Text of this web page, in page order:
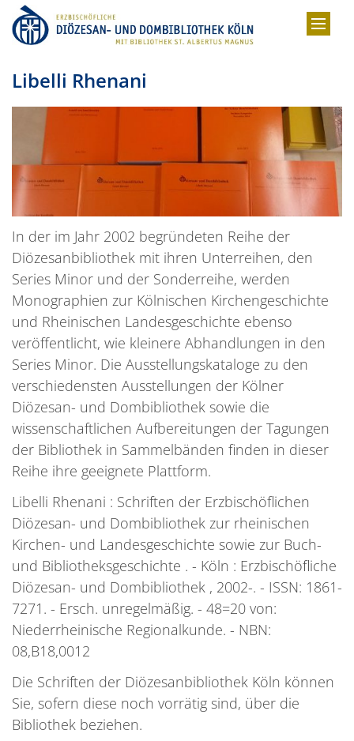
Zum Inhalt springen
Libelli Rhenani
In der im Jahr 2002 begründeten Reihe der
Diözesanbibliothek mit ihren Unterreihen, den
Series Minor und der Sonderreihe, werden
Monographien zur Kölnischen Kirchengeschichte
und Rheinischen Landesgeschichte ebenso
veröffentlicht, wie kleinere Abhandlungen in den
Series Minor. Die Ausstellungskataloge zu den
verschiedensten Ausstellungen der Kölner
Diözesan- und Dombibliothek sowie die
wissenschaftlichen Aufbereitungen der Tagungen
der Bibliothek in Sammelbänden finden in dieser
Reihe ihre geeignete Plattform.
Libelli Rhenani : Schriften der Erzbischöflichen
Diözesan- und Dombibliothek zur rheinischen
Kirchen- und Landesgeschichte sowie zur Buch-
und Bibliotheksgeschichte . - Köln : Erzbischöfliche
Diözesan- und Dombibliothek , 2002-. - ISSN: 1861-
7271. - Ersch. unregelmäßig. - 48=20 von:
Niederrheinische Regionalkunde. - NBN:
08,B18,0012
Die Schriften der Diözesanbibliothek Köln können
Sie, sofern diese noch vorrätig sind, über die
Bibliothek beziehen.